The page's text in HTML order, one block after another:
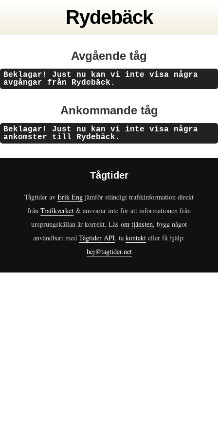
Rydebäck
Avgående tåg
Beklagar! Just nu kan vi inte visa några
avgångar från Rydebäck.
Ankommande tåg
Beklagar! Just nu kan vi inte visa några
ankomster till Rydebäck.
Tågtider
Tågtider av Erik Eng jämför ständigt trafikinformation direkt
från Trafikverket & ansvarar inte för att informationen från
ursprungskällan är korrekt. Läs om tjänsten, bygg något
användbart med Tågtider API, takontakt eller få hjälp:
hej@tagtider.net